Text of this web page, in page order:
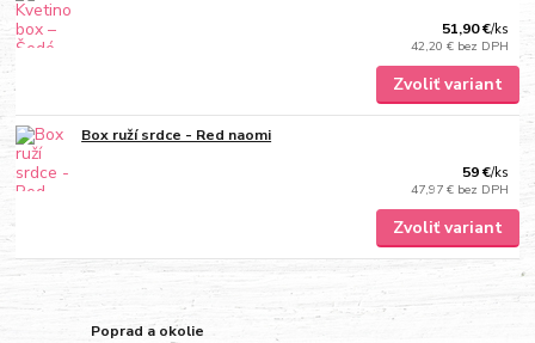
51,90 €/ks
42,20 € bez DPH
Zvoliť variant
Box ruží srdce - Red naomi
59 €/ks
47,97 € bez DPH
Zvoliť variant
Poprad a okolie